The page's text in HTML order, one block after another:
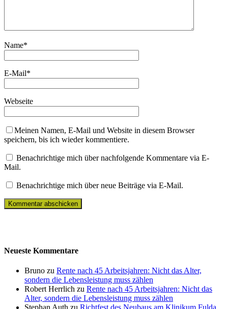
Name*
E-Mail*
Webseite
Meinen Namen, E-Mail und Website in diesem Browser
speichern, bis ich wieder kommentiere.
Benachrichtige mich über nachfolgende Kommentare via E-
Mail.
Benachrichtige mich über neue Beiträge via E-Mail.
Neueste Kommentare
Bruno zu Rente nach 45 Arbeitsjahren: Nicht das Alter,
sondern die Lebensleistung muss zählen
Robert Herrlich zu Rente nach 45 Arbeitsjahren: Nicht das
Alter, sondern die Lebensleistung muss zählen